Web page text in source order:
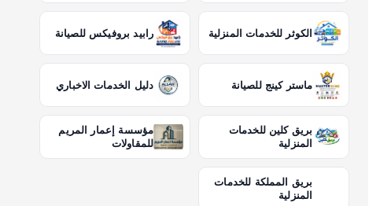
الكوثر للخدمات المنزلية رابيد بروفيكس للصيانة
ماستر كينج للصيانة دليل الخدمات الاخباري
بريق كلين للخدمات
المنزلية
مؤسسة إعمار المريم
للمقاولات
بريق المملكة للخدمات
المنزلية